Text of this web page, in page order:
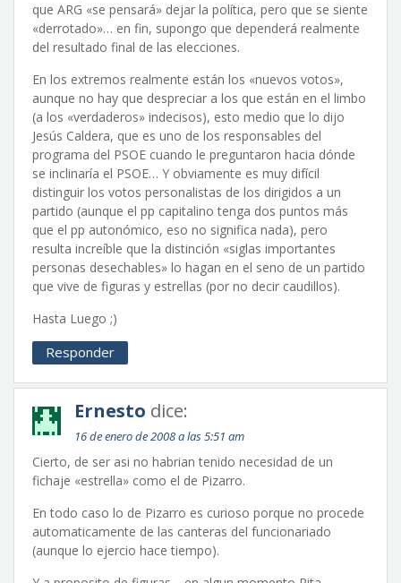
que ARG «se pensará» dejar la política, pero que se siente
«derrotado»… en fin, supongo que dependerá realmente
del resultado final de las elecciones.
En los extremos realmente están los «nuevos votos»,
aunque no hay que despreciar a los que están en el limbo
(a los «verdaderos» indecisos), esto medio que lo dijo
Jesús Caldera, que es uno de los responsables del
programa del PSOE cuando le preguntaron hacia dónde
se inclinaría el PSOE… Y obviamente es muy difícil
distinguir los votos personalistas de los dirigidos a un
partido (aunque el pp capitalino tenga dos puntos más
que el pp autonómico, eso no significa nada), pero
resulta increíble que la distinción «siglas importantes
personas desechables» lo hagan en el seno de un partido
que vive de figuras y estrellas (por no decir caudillos).
Hasta Luego ;)
Responder
Ernesto dice:
16 de enero de 2008 a las 5:51 am
Cierto, de ser asi no habrian tenido necesidad de un
fichaje «estrella» como el de Pizarro.
En todo caso lo de Pizarro es curioso porque no procede
automaticamente de las canteras del funcionariado
(aunque lo ejercio hace tiempo).